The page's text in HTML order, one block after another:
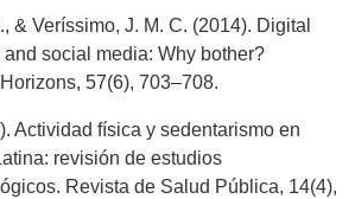
& Veríssimo, J. M. C. (2014). Digital
and social media: Why bother?
57(6), 703–708.
Actividad física y sedentarismo en
revisión de estudios
Revista de Salud Pública, 14(4),